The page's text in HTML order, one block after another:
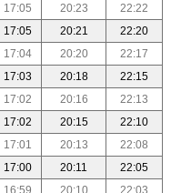
17:05 20:23
22:22
17:05 20:21
22:20
17:04 20:20
22:17
17:03 20:18
22:15
17:02 20:16
22:13
17:02 20:15
22:10
17:01 20:13
22:08
17:00 20:11
22:05
16:59 20:10 22:03